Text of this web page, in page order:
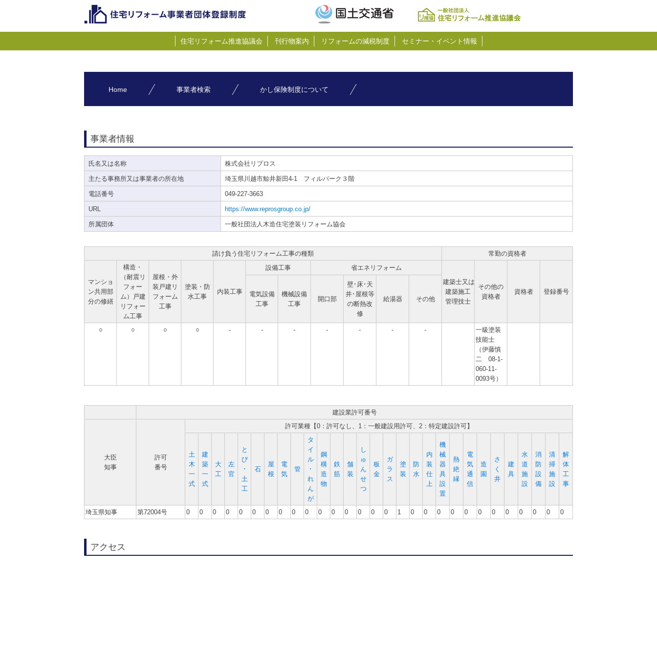
住宅リフォーム推進協議会 刊行物案内 リフォームの減税制度 セミナー・イベント情報
Home 事業者検索 かし保険制度について
事業者情報
氏名又は名称 株式会社リプロス
主たる事務所又は事業者の所在地 埼玉県川越市鯨井新田4-1 フィルパーク３階
電話番号 049-227-3663
URL https://www.reprosgroup.co.jp/
所属団体 一般社団法人木造住宅塗装リフォーム協会
請け負う住宅リフォーム工事の種類 常勤の資格者
マンショ
ン共用部
分の修繕
構造・
（耐震リ
フォー
ム）戸建
リフォー
ム工事
屋根・外
装戸建リ
フォーム
工事
塗装・防
水工事
内装工事
設備工事
省エネリフォーム
建築士又は
建築施工
管理技士
その他の
資格者
資格者 登録番号
電気設備
工事
機械設備
工事
開口部
壁･床･天
井･屋根等
の断熱改
修
給湯器 その他
○ ○ ○ ○ - - - - - - -
一級塗装
技能士
（伊藤慎
二 08-1-
060-11-
0093号）
建設業許可番号
大臣
知事
許可
番号
許可業種【0：許可なし、1：一般建設用許可、2：特定建設許可】
土
木
一
式
建
築
一
式
大
工
左
官
と
び
･
土
工
石
屋
根
電
気
管
タ
イ
ル
･
れ
ん
が
鋼
構
造
物
鉄
筋
舗
装
し
ゅ
ん
せ
つ
板
金
ガ
ラ
ス
塗
装
防
水
内
装
仕
上
機
械
器
具
設
置
熱
絶
縁
電
気
通
信
造
園
さ
く
井
建
具
水
道
施
設
消
防
設
備
清
掃
施
設
解
体
工
事
埼玉県知事 第72004号 0 0 0 0 0 0 0 0 0 0 0 0 0 0 0 0 1 0 0 0 0 0 0 0 0 0 0 0 0
アクセス